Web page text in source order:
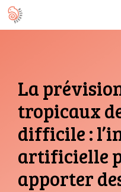
Aller
au
La
tropicaux
difficile :
artificielle
apporter